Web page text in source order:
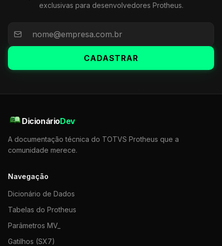
exclusivas para desenvolvedores Protheus.
CADASTRAR
DicionárioDev
A documentação técnica do TOTVS Protheus que a
comunidade merece.
Navegação
Dicionário de Dados
Tabelas do Protheus
Parâmetros MV_
Gatilhos (SX7)